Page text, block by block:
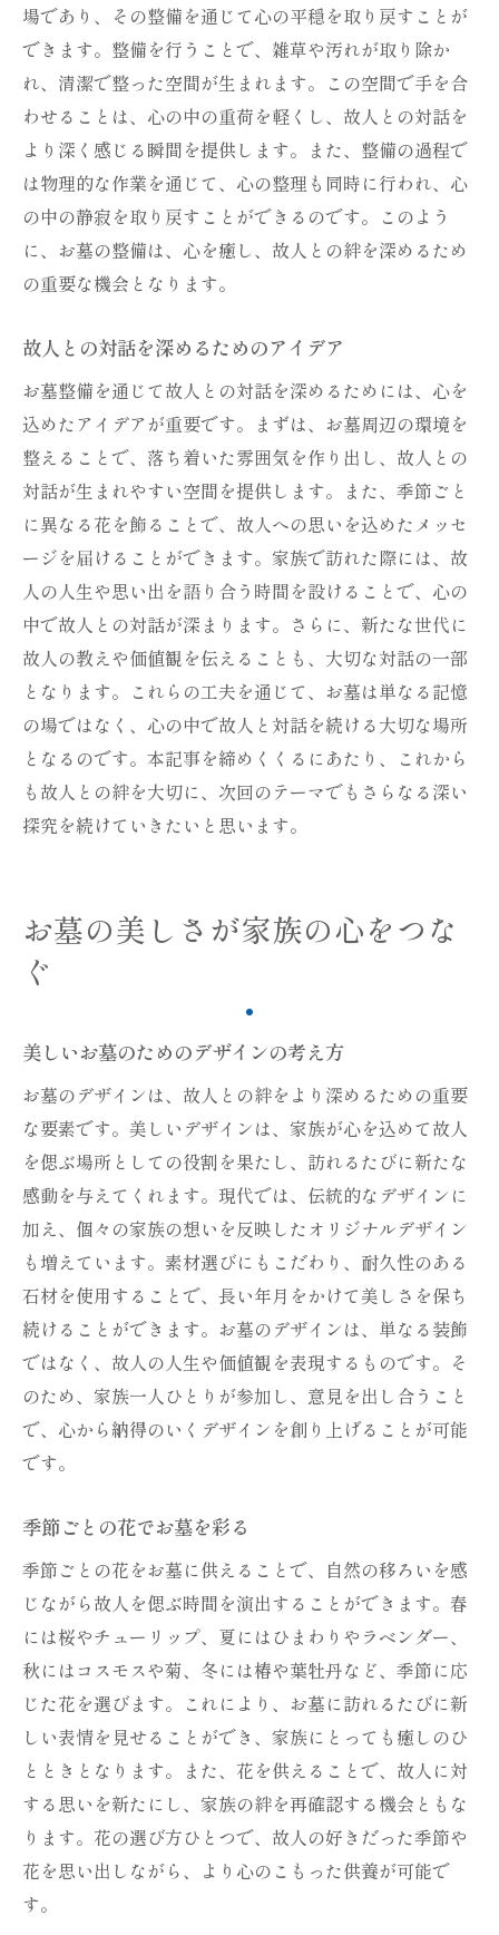
場であり、その整備を通じて心の平穏を取り戻すことが
できます。整備を行うことで、雑草や汚れが取り除か
れ、清潔で整った空間が生まれます。この空間で手を合
わせることは、心の中の重荷を軽くし、故人との対話を
より深く感じる瞬間を提供します。また、整備の過程で
は物理的な作業を通じて、心の整理も同時に行われ、心
の中の静寂を取り戻すことができるのです。このよう
に、お墓の整備は、心を癒し、故人との絆を深めるため
の重要な機会となります。
故人との対話を深めるためのアイデア
お墓整備を通じて故人との対話を深めるためには、心を
込めたアイデアが重要です。まずは、お墓周辺の環境を
整えることで、落ち着いた雰囲気を作り出し、故人との
対話が生まれやすい空間を提供します。また、季節ごと
に異なる花を飾ることで、故人への思いを込めたメッセ
ージを届けることができます。家族で訪れた際には、故
人の人生や思い出を語り合う時間を設けることで、心の
中で故人との対話が深まります。さらに、新たな世代に
故人の教えや価値観を伝えることも、大切な対話の一部
となります。これらの工夫を通じて、お墓は単なる記憶
の場ではなく、心の中で故人と対話を続ける大切な場所
となるのです。本記事を締めくくるにあたり、これから
も故人との絆を大切に、次回のテーマでもさらなる深い
探究を続けていきたいと思います。
お墓の美しさが家族の心をつな
ぐ
美しいお墓のためのデザインの考え方
お墓のデザインは、故人との絆をより深めるための重要
な要素です。美しいデザインは、家族が心を込めて故人
を偲ぶ場所としての役割を果たし、訪れるたびに新たな
感動を与えてくれます。現代では、伝統的なデザインに
加え、個々の家族の想いを反映したオリジナルデザイン
も増えています。素材選びにもこだわり、耐久性のある
石材を使用することで、長い年月をかけて美しさを保ち
続けることができます。お墓のデザインは、単なる装飾
ではなく、故人の人生や価値観を表現するものです。そ
のため、家族一人ひとりが参加し、意見を出し合うこと
で、心から納得のいくデザインを創り上げることが可能
です。
季節ごとの花でお墓を彩る
季節ごとの花をお墓に供えることで、自然の移ろいを感
じながら故人を偲ぶ時間を演出することができます。春
には桜やチューリップ、夏にはひまわりやラベンダー、
秋にはコスモスや菊、冬には椿や葉牡丹など、季節に応
じた花を選びます。これにより、お墓に訪れるたびに新
しい表情を見せることができ、家族にとっても癒しのひ
とときとなります。また、花を供えることで、故人に対
する思いを新たにし、家族の絆を再確認する機会ともな
ります。花の選び方ひとつで、故人の好きだった季節や
花を思い出しながら、より心のこもった供養が可能で
す。